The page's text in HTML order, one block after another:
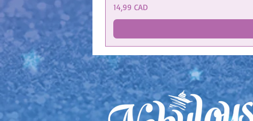
Precio
14,99 CAD